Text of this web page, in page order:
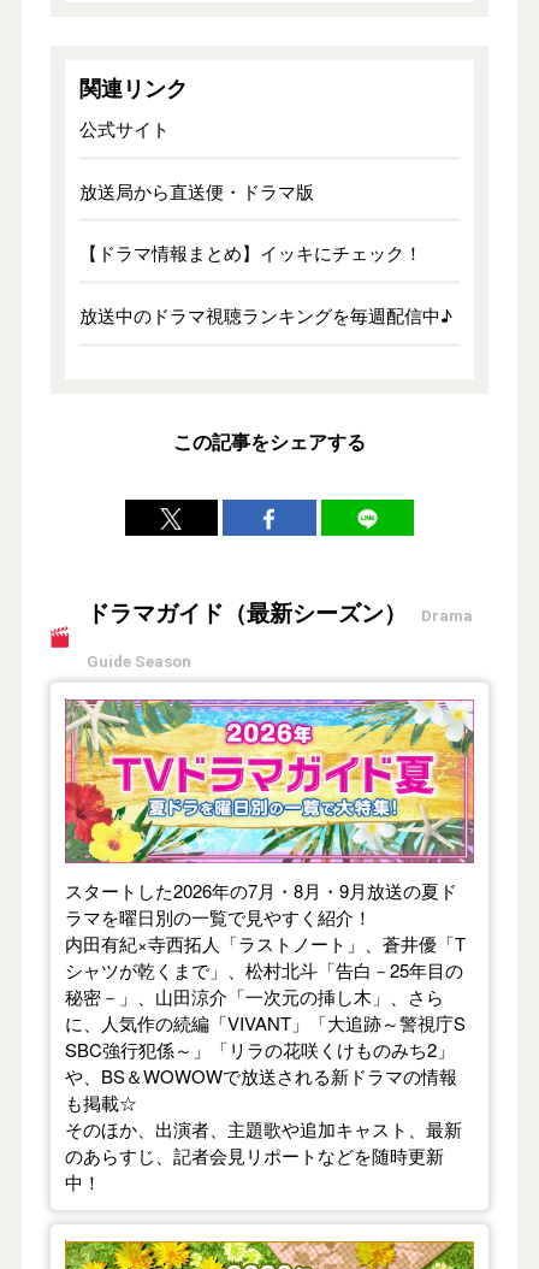
関連リンク
公式サイト
放送局から直送便・ドラマ版
【ドラマ情報まとめ】イッキにチェック！
放送中のドラマ視聴ランキングを毎週配信中♪
この記事をシェアする
ドラマガイド（最新シーズン） Drama
Guide Season
【2026年夏】TVドラマガイド
スタートした2026年の7月・8月・9月放送の夏ド
ラマを曜日別の一覧で見やすく紹介！
内田有紀×寺西拓人「ラストノート」、蒼井優「T
シャツが乾くまで」、松村北斗「告白－25年目の
秘密－」、山田涼介「一次元の挿し木」、さら
に、人気作の続編「VIVANT」「大追跡～警視庁S
SBC強行犯係～」「リラの花咲くけものみち2」
や、BS＆WOWOWで放送される新ドラマの情報
も掲載☆
そのほか、出演者、主題歌や追加キャスト、最新
のあらすじ、記者会見リポートなどを随時更新
中！
【2026年春】TVドラマガイド